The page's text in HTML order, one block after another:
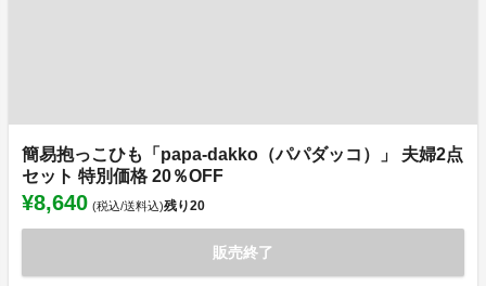
簡易抱っこひも「papa-dakko（パパダッコ）」 夫婦2点
セット 特別価格 20％OFF
¥8,640 (税込/送料込)残り20
販売終了